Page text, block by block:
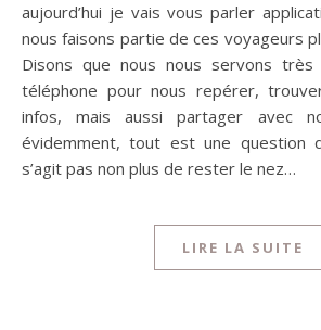
aujourd’hui je vais vous parler
nous faisons partie de ces voyageurs
Disons que nous nous servons
téléphone pour nous repérer,
infos, mais aussi partager avec
évidemment, tout est une question
s’agit pas non plus de rester le nez…
LIRE LA SUITE